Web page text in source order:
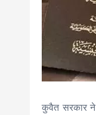
कुवैत सरकार